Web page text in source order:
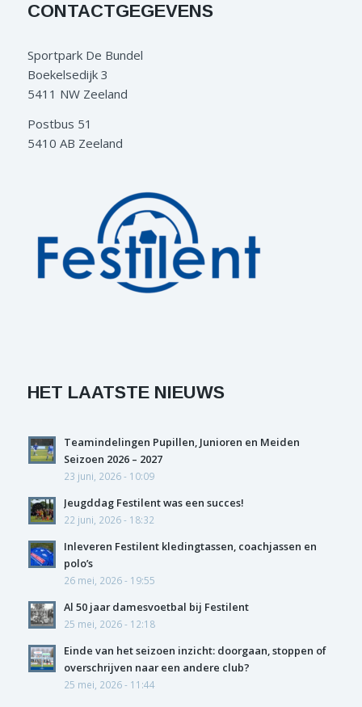
CONTACTGEGEVENS
Sportpark De Bundel
Boekelsedijk 3
5411 NW Zeeland
Postbus 51
5410 AB Zeeland
HET LAATSTE NIEUWS
Teamindelingen Pupillen, Junioren en Meiden
Seizoen 2026 – 2027
23 juni, 2026 - 10:09
Jeugddag Festilent was een succes!
22 juni, 2026 - 18:32
Inleveren Festilent kledingtassen, coachjassen en
polo’s
26 mei, 2026 - 19:55
Al 50 jaar damesvoetbal bij Festilent
25 mei, 2026 - 12:18
Einde van het seizoen inzicht: doorgaan, stoppen of
overschrijven naar een andere club?
25 mei, 2026 - 11:44